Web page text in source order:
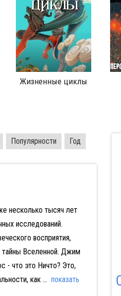
Хребет ночи
Популярности Год
несколько тысяч лет
исследований.
восприятия,
тайны Вселенной. Джим
- что это Ничто? Это,
как ... показать